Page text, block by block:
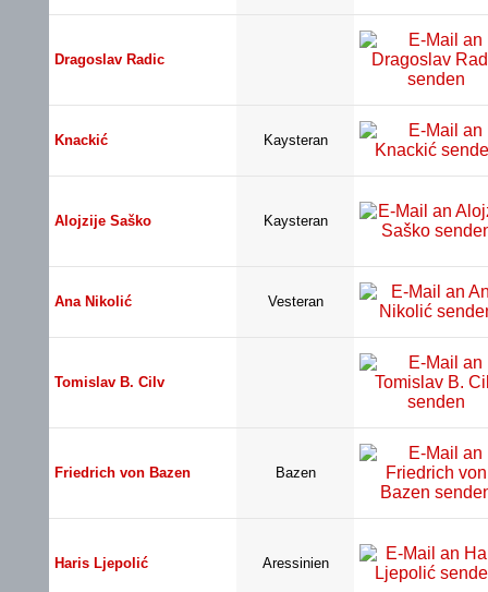
Dragoslav Radic
Knackić Kaysteran
Alojzije Saško Kaysteran
Ana Nikolić Vesteran
Tomislav B. Cilv
Friedrich von Bazen Bazen
Haris Ljepolić Aressinien